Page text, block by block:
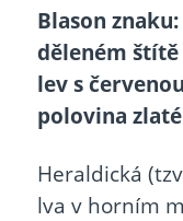
Blason
děleném
lev s
polovina
Heraldická
lva v horním